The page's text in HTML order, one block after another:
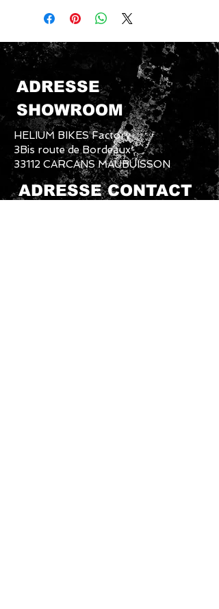
ADRESSE
SHOWROOM
HELIUM BIKES Factory
3Bis route de Bordeaux
33112 CARCANS MAUBUISSON
ADRESSE CONTACT